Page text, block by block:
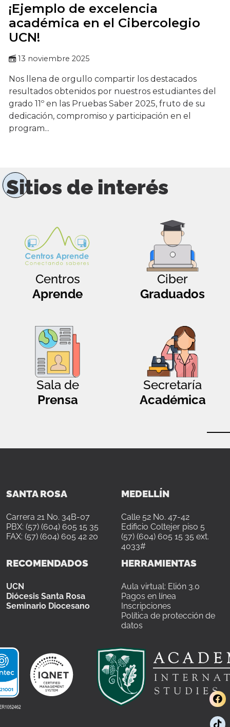
¡Ejemplo de excelencia
académica en el Cibercolegio
UCN!
13 noviembre 2025
Nos llena de orgullo compartir los destacados
resultados obtenidos por nuestros estudiantes del
grado 11º en las Pruebas Saber 2025, fruto de su
dedicación, compromiso y participación en el
program...
Sitios de interés
Centros
Aprende
Ciber
Graduados
Sala de
Prensa
Secretaría
Académica
SANTA ROSA
Carrera 21 No. 34B-07
PBX: (57) (604) 605 15 35
FAX: (57) (604) 605 42 20
MEDELLÍN
Calle 52 No. 47-42
Edificio Coltejer piso 5
(57) (604) 605 15 35 ext.
4033#
RECOMENDADOS
UCN
Diócesis Santa Rosa
Seminario Diocesano
HERRAMIENTAS
Aula virtual: Elión 3.0
Pagos en línea
Inscripciones
Política de protección de
datos